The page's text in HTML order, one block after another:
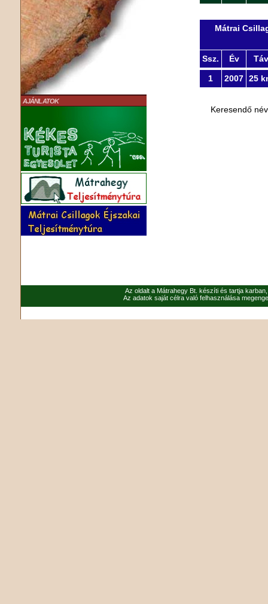
AJÁNLATOK
Mátrai
Ssz. Év Táv
1 2007 25
Keresendő
Az oldalt a Mátrahegy Bt. készíti és tartja
Az adatok saját célra való felhasználása